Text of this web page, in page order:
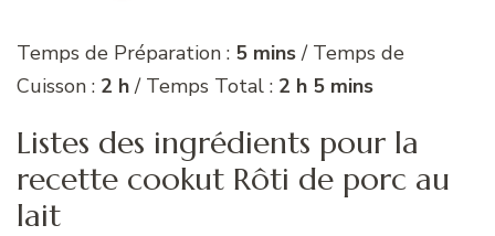
Temps de Préparation : 5 mins/ Temps de
Cuisson : 2 h/ Temps Total : 2 h 5 mins
Listes des ingrédients pour la
recette cookut Rôti de porc au
lait